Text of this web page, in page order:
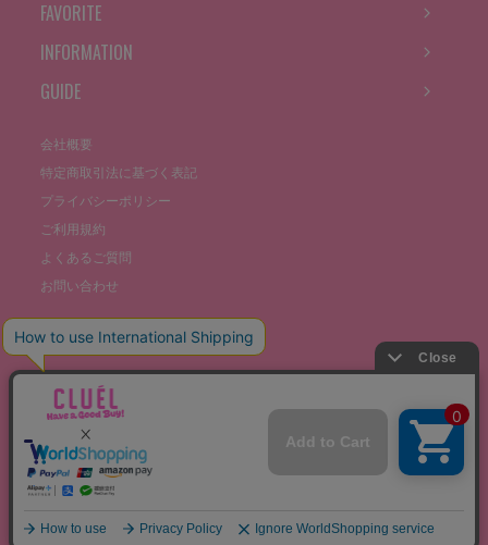
FAVORITE
INFORMATION
GUIDE
会社概要
特定商取引法に基づく表記
プライバシーポリシー
ご利用規約
よくあるご質問
お問い合わせ
©THE STOCKS CO., LTD